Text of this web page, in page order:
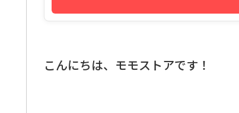
こんにちは、モモストアです！